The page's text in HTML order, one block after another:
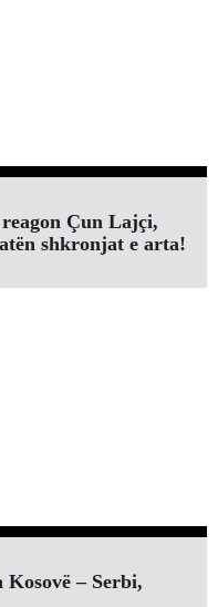
Çun Lajçi,
shkronjat e arta!￼
– Serbi,